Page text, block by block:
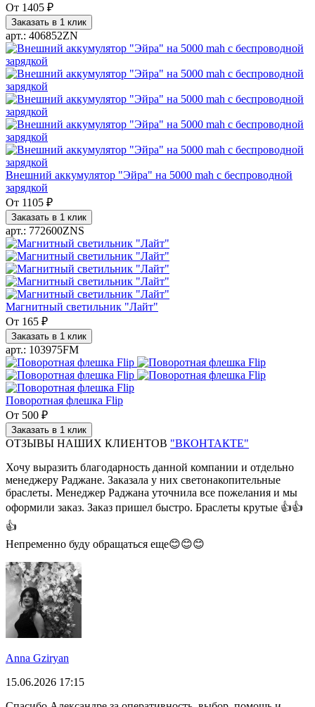
От 1405 ₽
Заказать в 1 клик
арт.: 406852ZN
Внешний аккумулятор "Эйра" на 5000 mah с беспроводной
зарядкой
От 1105 ₽
Заказать в 1 клик
арт.: 772600ZNS
Магнитный светильник "Лайт"
От 165 ₽
Заказать в 1 клик
арт.: 103975FM
Поворотная флешка Flip
От 500 ₽
Заказать в 1 клик
ОТЗЫВЫ НАШИХ КЛИЕНТОВ "ВКОНТАКТЕ"
Хочу выразить благодарность данной компании и отдельно
менеджеру Раджане. Заказала у них светонакопительные
браслеты. Менеджер Раджана уточнила все пожелания и мы
оформили заказ. Заказ пришел быстро. Браслеты крутые 👍👍
👍
Непременно буду обращаться еще😊😊😊
Anna Gziryan
15.06.2026 17:15